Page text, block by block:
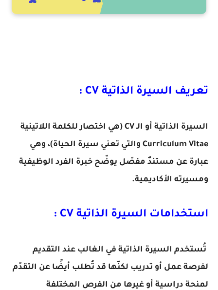
تعريف السيرة الذاتية CV :
السيرة الذاتية أو الـ CV (هي اختصار للكلمة اللاتينية
Curriculum Vitae والتي تعني سيرة الحياة)، وهي
عبارة عن مستندٌ مفصّل يوضّح خبرة الفرد الوظيفية
ومسيرته الأكاديمية.
استخدامات السيرة الذاتية CV :
تُستخدم السيرة الذاتية في الغالب عند التقديم
لفرصة عمل أو تدريب لكنّها قد تُطلب أيضًا عن التقدّم
لمنحة دراسية أو غيرها من الفرص المختلفة